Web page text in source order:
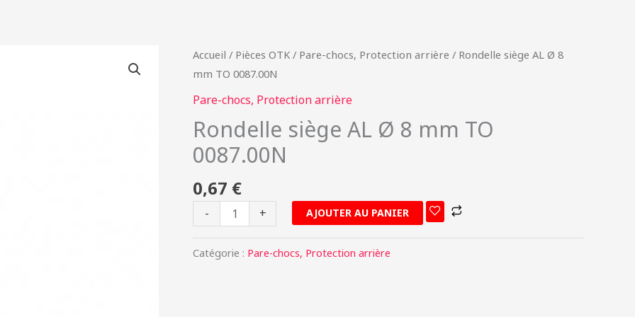
Accueil / Pièces OTK / Pare-chocs, Protection arrière / Rondelle siège AL Ø 8
mm TO 0087.00N
Pare-chocs, Protection arrière
Rondelle siège AL Ø 8 mm TO
0087.00N
0,67 €
-
quantité
de
Rondelle
AL
Ø
mm
TO
0087.00N
+ AJOUTER AU PANIER
Catégorie : Pare-chocs, Protection arrière